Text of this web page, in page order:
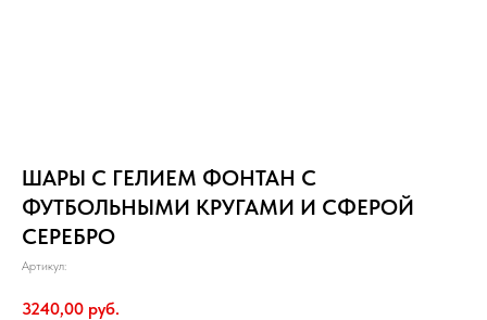
ШАРЫ С ГЕЛИЕМ ФОНТАН С
ФУТБОЛЬНЫМИ КРУГАМИ И СФЕРОЙ
СЕРЕБРО
Артикул:
3240,00 руб.